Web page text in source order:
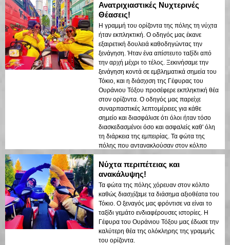
πόλης που αντανακλούσαν στον κόλπο
δημιούργησαν μια ονειρεμένη ατμόσφαιρα
που άφησε μια διαρκή εντύπωση. Αυτή η
ξενάγηση είναι ιδανική για τους επισκέπτες
που έρχονται για πρώτη φορά και θέλουν
έναν συνδυασμό περιπέτειας και
sightseeing. Η αντίθεση μεταξύ των
σύγχρονων δομών του Τόκιο και των
ιστορικών περιοχών αναδείχθηκε όμορφα
στα νυχτερινά φώτα. Θα συνιστούσα αυτή
την ξενάγηση σε οποιονδήποτε!
Ανατριχιαστικές Νυχτερινές
Θέασεις!
Η γραμμή του ορίζοντα της πόλης τη νύχτα
ήταν εκπληκτική. Ο οδηγός μας έκανε
εξαιρετική δουλειά καθοδηγώντας την
ξενάγηση. Ήταν ένα απίστευτο ταξίδι από
την αρχή μέχρι το τέλος. Ξεκινήσαμε την
ξενάγηση κοντά σε εμβληματικά σημεία του
Τόκιο, και η διάσχιση της Γέφυρας του
Ουράνιου Τόξου προσέφερε εκπληκτική θέα
στον ορίζοντα. Ο οδηγός μας παρείχε
συναρπαστικές λεπτομέρειες για κάθε
σημείο και διασφάλισε ότι όλοι ήταν τόσο
διασκεδασμένοι όσο και ασφαλείς καθ' όλη
τη διάρκεια της εμπειρίας. Τα φώτα της
πόλης που αντανακλούσαν στον κόλπο
δημιούργησαν μια ονειρεμένη ατμόσφαιρα
που άφησε μια διαρκή εντύπωση. Αυτή η
ξενάγηση είναι ιδανική για επισκέπτες που
έρχονται για πρώτη φορά και θέλουν έναν
συνδυασμό περιπέτειας και sightseeing. Η
αντίθεση μεταξύ των σύγχρονων δομών του
Τόκιο και των ιστορικών περιοχών
αναδείχθηκε όμορφα στα νυχτερινά φώτα.
Θα συνιστούσα αυτή την ξενάγηση σε
οποιονδήποτε!
Νύχτα περιπέτειας και
ανακάλυψης!
Τα φώτα της πόλης χόρευαν στον κόλπο
καθώς διασχίζαμε τα διάσημα αξιοθέατα του
Τόκιο. Ο ξεναγός μας φρόντισε να είναι το
ταξίδι γεμάτο ενδιαφέρουσες ιστορίες. Η
Γέφυρα του Ουράνιου Τόξου μας έδωσε την
καλύτερη θέα της ολόκληρης της γραμμής
του ορίζοντα.